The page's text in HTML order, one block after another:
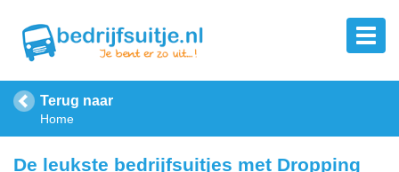
Terug naar
Home
De leukste bedrijfsuitjes met Dropping